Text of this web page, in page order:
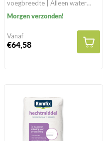
voegbreedte | Alleen water
Morgen verzonden!
Vanaf
€64,58